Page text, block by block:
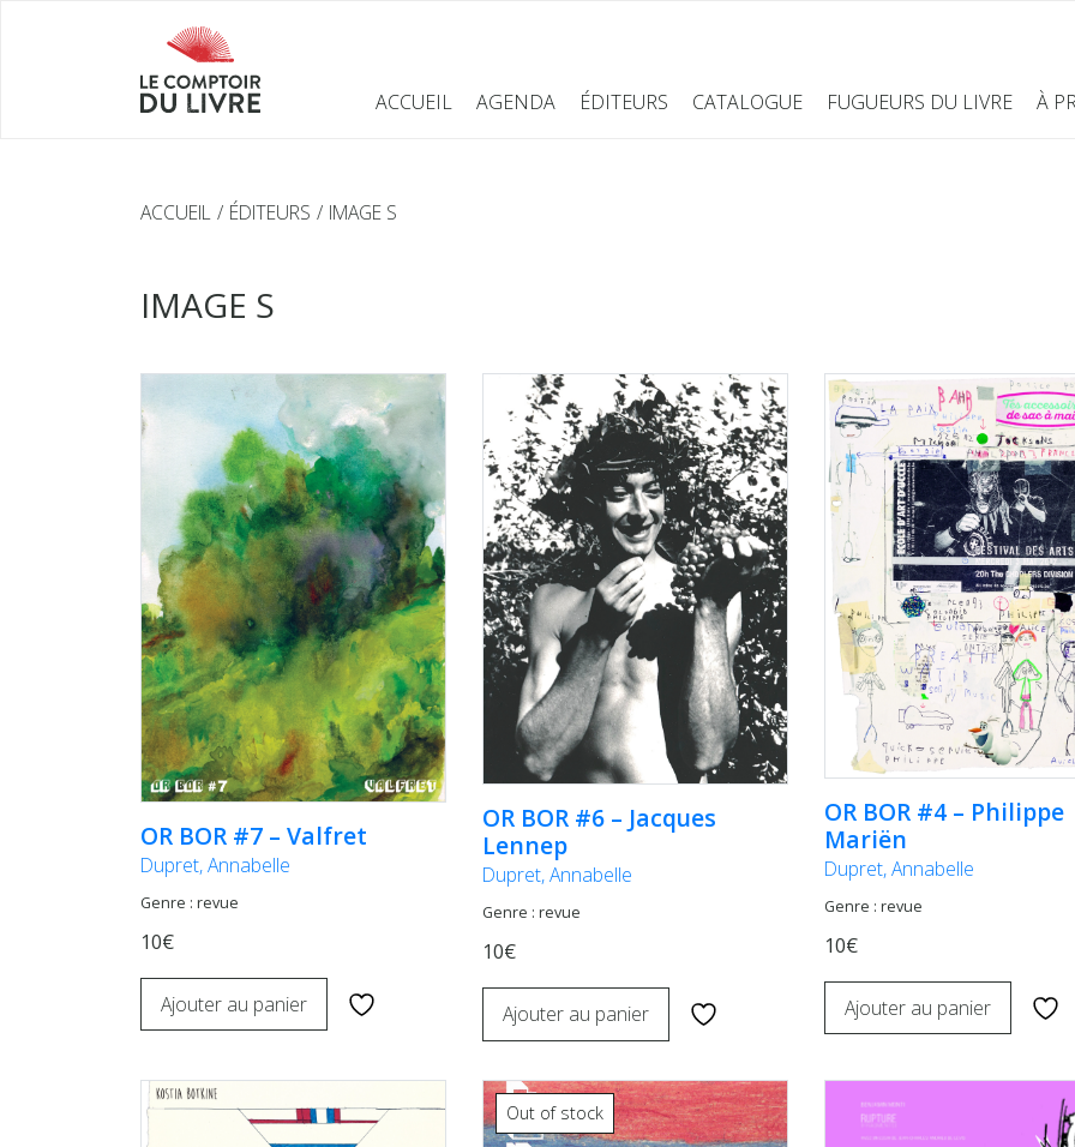
ACCUEIL AGENDA ÉDITEURS CATALOGUE FUGUEURS DU LIVRE À
ACCUEIL ÉDITEURS IMAGE S
IMAGE S
OR BOR #7 – Valfret
Dupret, Annabelle
Genre : revue
10€
Ajouter au panier
OR BOR #6 – Jacques
Lennep
Dupret, Annabelle
Genre : revue
10€
Ajouter au panier
OR BOR #4 – Philippe
Mariën
Dupret, Annabelle
Genre : revue
10€
Ajouter au panier
Out of stock